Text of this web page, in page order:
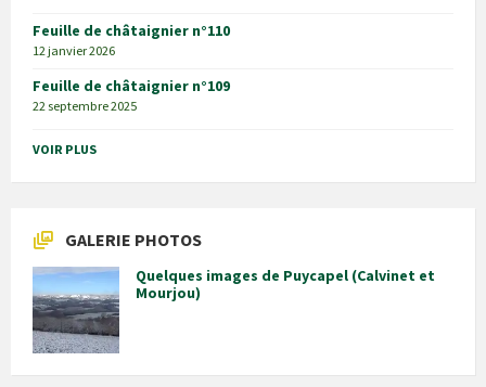
Feuille de châtaignier n°110
12 janvier 2026
Feuille de châtaignier n°109
22 septembre 2025
VOIR PLUS
GALERIE PHOTOS
Quelques images de Puycapel (Calvinet et
Mourjou)